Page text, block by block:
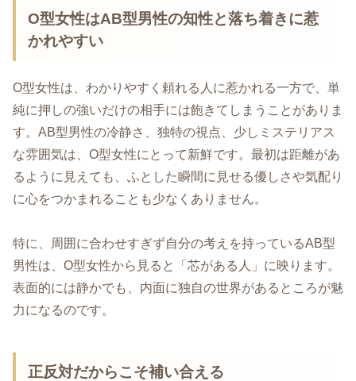
O型女性はAB型男性の知性と落ち着きに惹
かれやすい
O型女性は、わかりやすく頼れる人に惹かれる一方で、単
純に押しの強いだけの相手には飽きてしまうことがありま
す。AB型男性の冷静さ、独特の視点、少しミステリアス
な雰囲気は、O型女性にとって新鮮です。最初は距離があ
るように見えても、ふとした瞬間に見せる優しさや気配り
に心をつかまれることも少なくありません。
特に、周囲に合わせすぎず自分の考えを持っているAB型
男性は、O型女性から見ると「芯がある人」に映ります。
表面的には静かでも、内面に独自の世界があるところが魅
力になるのです。
正反対だからこそ補い合える